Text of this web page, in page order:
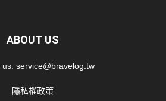
ABOUT US
us: service@bravelog.tw
隱私權政策